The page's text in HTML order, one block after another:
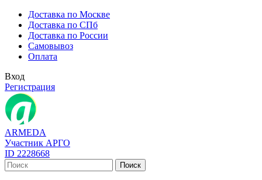
Доставка по Москве
Доставка по СПб
Доставка по России
Самовывоз
Оплата
Вход
Регистрация
ARMEDA
Участник АРГО
ID 2228668
Поиск